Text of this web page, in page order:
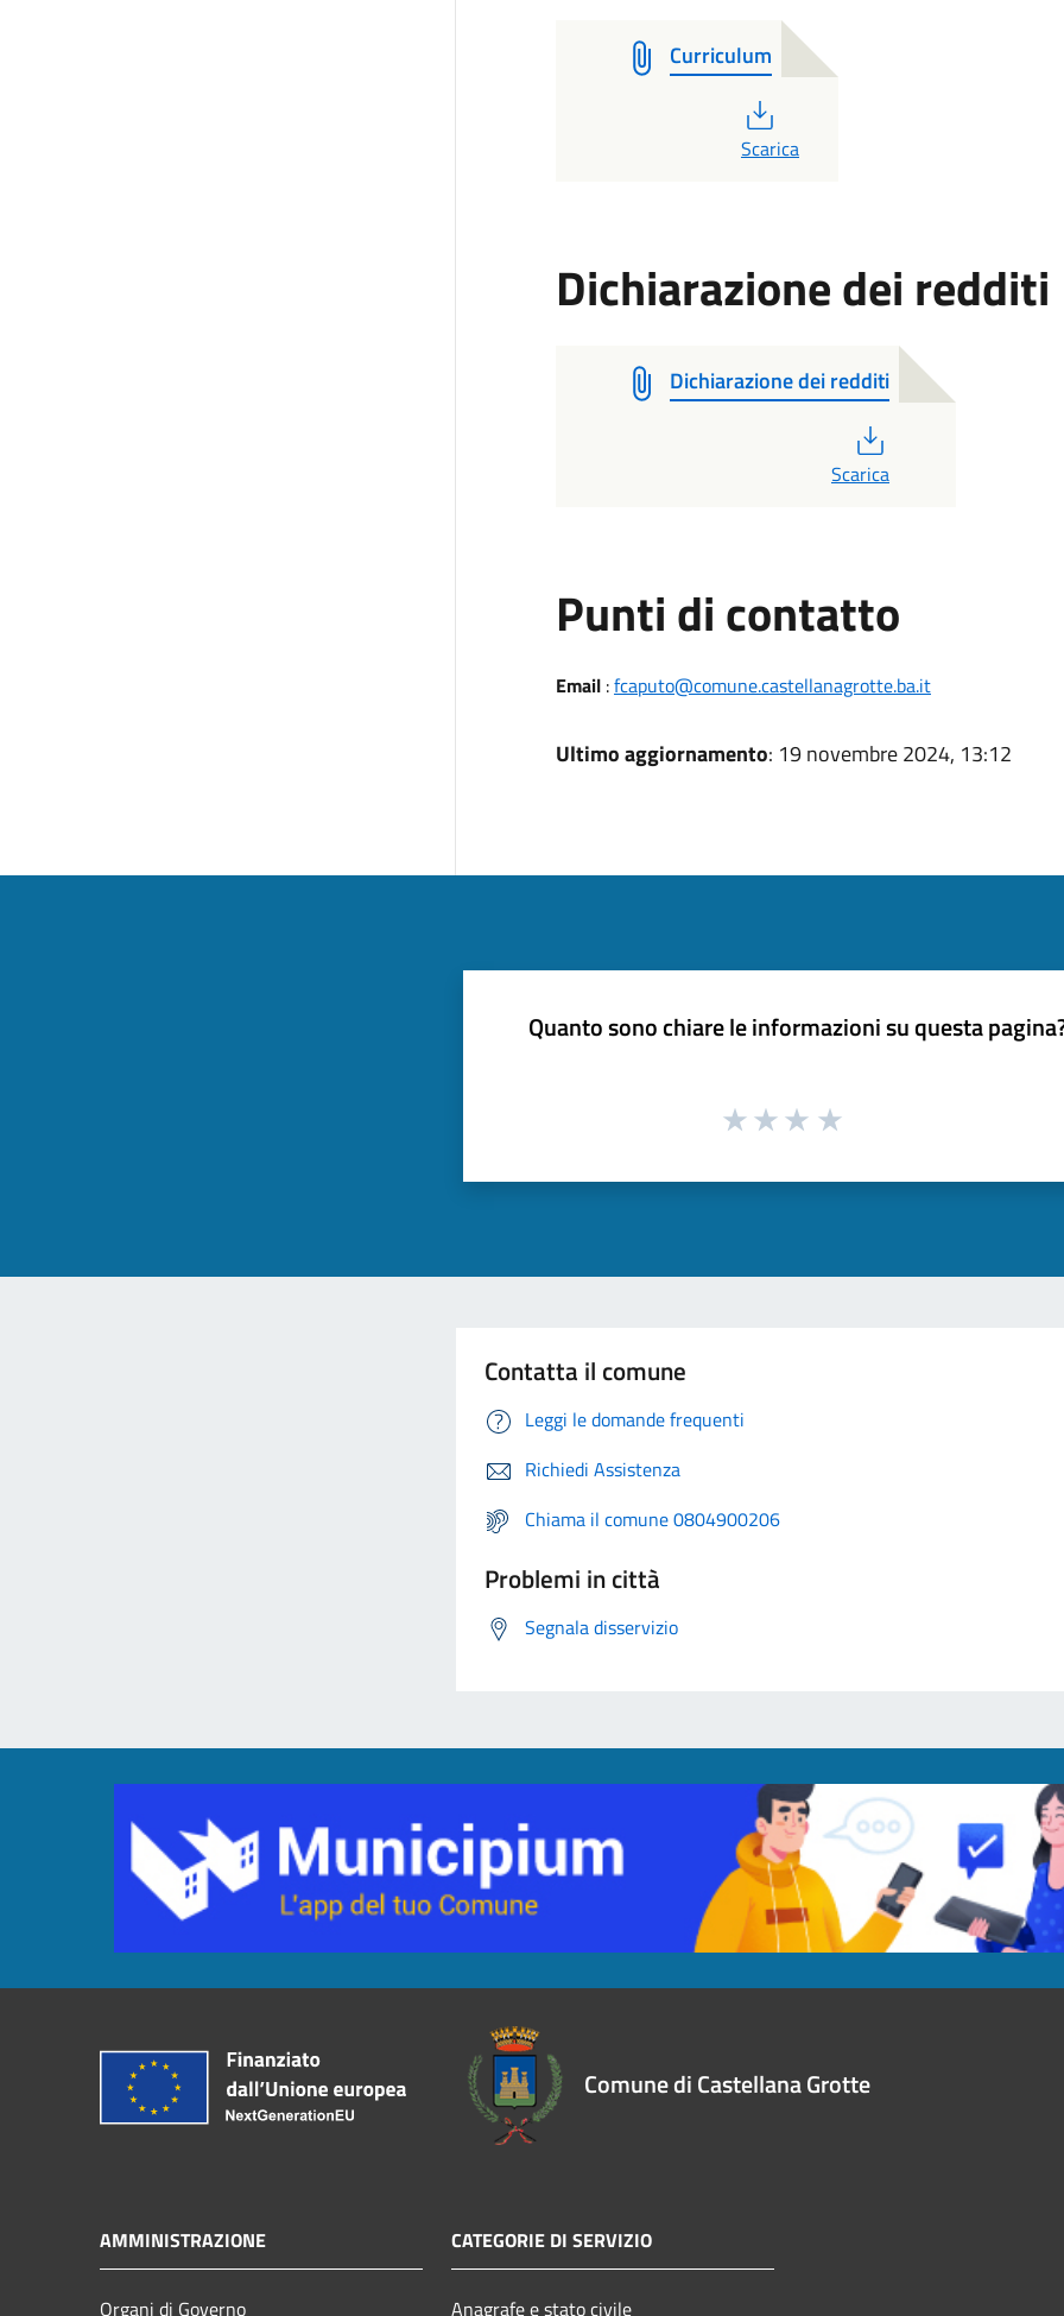
Curriculum
PDF
Scarica
Dichiarazione dei redditi
Dichiarazione dei redditi
Scarica
Punti di contatto
Email:fcaputo@comune.castellanagrotte.ba.it
Ultimo aggiornamento: 19 novembre 2024, 13:12
Quanto sono chiare le informazioni su questa
Contatta il comune
Leggi le domande frequenti
Richiedi Assistenza
Chiama il comune 0804900206
Problemi in città
Segnala disservizio
Comune di Castellana Grotte
AMMINISTRAZIONE
Organi di Governo
CATEGORIE DI SERVIZIO
Anagrafe e stato civile